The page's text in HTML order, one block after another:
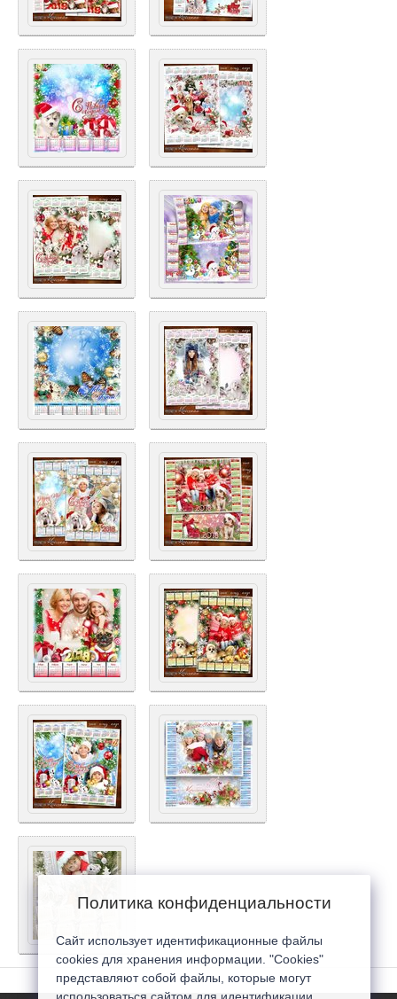
Политика конфиденциальности
Сайт использует идентификационные файлы
cookies для хранения информации. "Cookies"
представляют собой файлы, которые могут